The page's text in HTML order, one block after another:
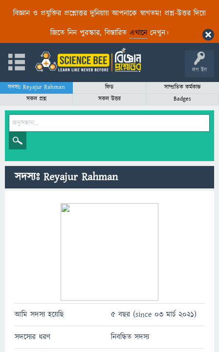
বিজ্ঞান ও প্রযুক্তির প্রশ্নোত্তর দুনিয়ায় আপনাকে স্বাগতম! প্রশ্ন-উত্তর দিয়ে
জিতে নিন পুরস্কার, বিস্তারিত এখানেদেখুন।
লগ ইন
সদস্যঃ Reyajur Rahman ফিড
সাম্প্রতিক কর্মকান্ড
সকল প্রশ্ন
সকল উত্তর Badges
সদস্যঃ Reyajur Rahman
আমি সদস্য হয়েছি 5 বছর (since 03 মার্চ 2021)
সদস্যের ধরণ নিবন্ধিত সদস্য